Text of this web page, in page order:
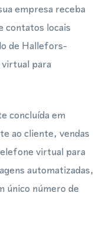
empresa receba
contatos locais
de Hallefors-
para
concluída em
ao cliente, vendas
virtual para
automatizadas,
único número de